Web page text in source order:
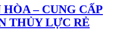
– CUNG CẤP
THỦY LỰC RẺ